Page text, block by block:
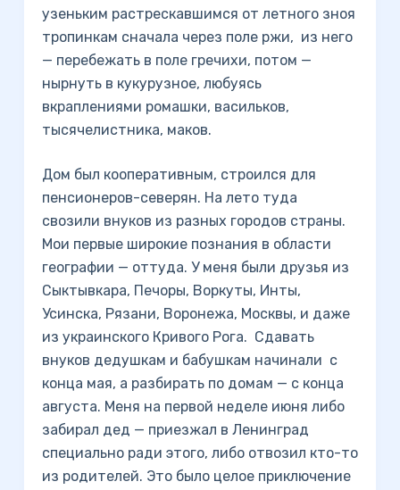
узеньким растрескавшимся от летного зноя
тропинкам сначала через поле ржи, из него
— перебежать в поле гречихи, потом —
нырнуть в кукурузное, любуясь
вкраплениями ромашки, васильков,
тысячелистника, маков.
Дом был кооперативным, строился для
пенсионеров-северян. На лето туда
свозили внуков из разных городов страны.
Мои первые широкие познания в области
географии — оттуда. У меня были друзья из
Сыктывкара, Печоры, Воркуты, Инты,
Усинска, Рязани, Воронежа, Москвы, и даже
из украинского Кривого Рога. Сдавать
внуков дедушкам и бабушкам начинали с
конца мая, а разбирать по домам — с конца
августа. Меня на первой неделе июня либо
забирал дед — приезжал в Ленинград
специально ради этого, либо отвозил кто-то
из родителей. Это было целое приключение